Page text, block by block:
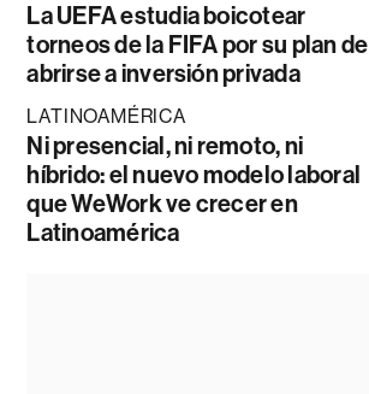
La UEFA estudia boicotear
torneos de la FIFA por su plan de
abrirse a inversión privada
LATINOAMÉRICA
Ni presencial, ni remoto, ni
híbrido: el nuevo modelo laboral
que WeWork ve crecer en
Latinoamérica